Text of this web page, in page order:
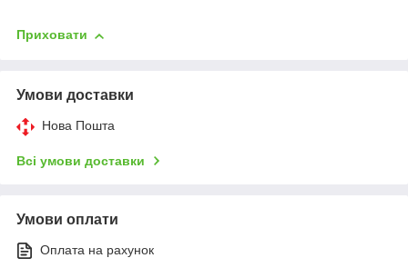
Приховати
Умови доставки
Нова Пошта
Всі умови доставки
Умови оплати
Оплата на рахунок